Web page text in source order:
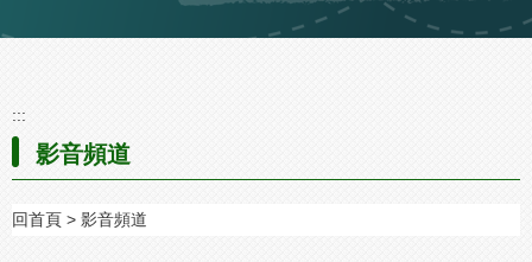
:::
影音頻道
回首頁 影音頻道